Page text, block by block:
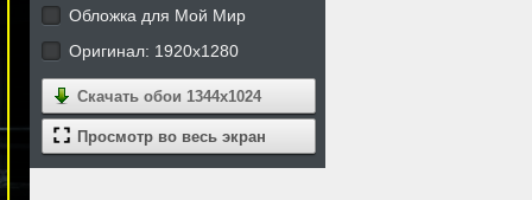
Обложка для Мой Мир
Оригинал: 1920x1280
Скачать обои 1344x1024
Просмотр во весь экран